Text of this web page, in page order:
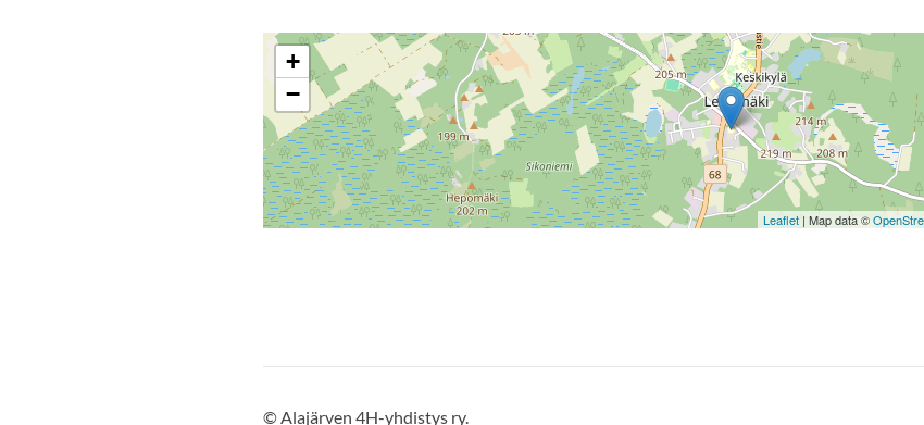
+
−
Leaflet | Map data ©
© Alajärven 4H-yhdistys ry.